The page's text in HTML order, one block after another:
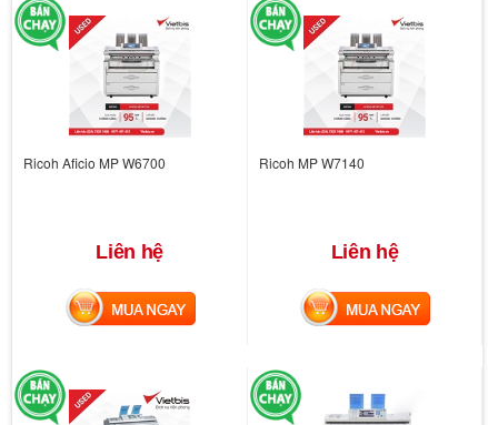
Ricoh Aficio MP W6700
Liên hệ
MUA NGAY
Ricoh MP W7140
Liên hệ
MUA NGAY